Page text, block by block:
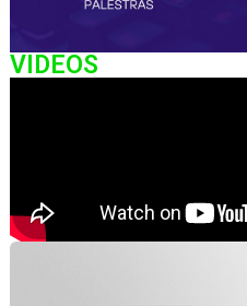
VIDEOS